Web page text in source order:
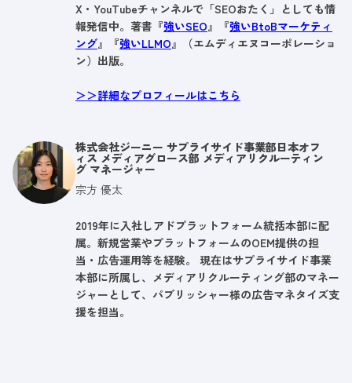
X・YouTubeチャンネルで「SEOおたく」としても情
報発信中。著書『強いSEO』『強いBtoBマーケティ
ング』『強いLLMO』（エムディエヌコーポレーショ
ン）出版。
＞＞詳細なプロフィールはこちら
株式会社ジーニー サプライサイド事業部日本オフ
ィス メディアグロース部 メディアリクルーティン
グ マネージャー
宗方 優太
2019年に入社しアドプラットフォーム統括本部に配
属。新規営業やプラットフォームのOEM提供の担
当・広告運用等を経験。 現在はサプライサイド事業
本部に所属し、メディアリクルーティング部のマネー
ジャーとして、パブリッシャー様の広告マネタイズ支
援を担当。